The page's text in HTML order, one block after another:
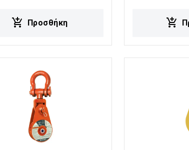
υψηλή αντοχή και
Διαθέτει
αντοχή και
απόδοση κατά τη
systems Wire rope
Rigging systems
lifting operations
και offshore
Προσθήκη
υψηλής
λειτουργία σε
Roller bearings
τριβές, ομαλή
αυξημένη
Εφαρμογές
Συστήματα